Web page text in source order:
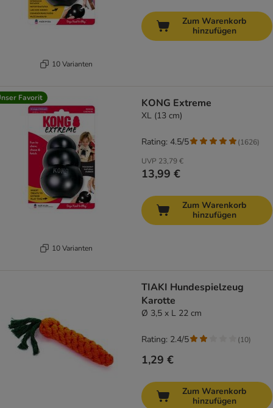
10 Varianten
Zum Warenkorb
hinzufügen
Favorit
10 Varianten
KONG Extreme
XL (13 cm)
UVP 23,79 €
13,99 €
Rating: 4.5/5 (1626)
Zum Warenkorb
hinzufügen
TIAKI Hundespielzeug
Karotte
Ø 3,5 x L 22 cm
1,29 €
Rating: 2.4/5 (10)
Zum Warenkorb
hinzufügen